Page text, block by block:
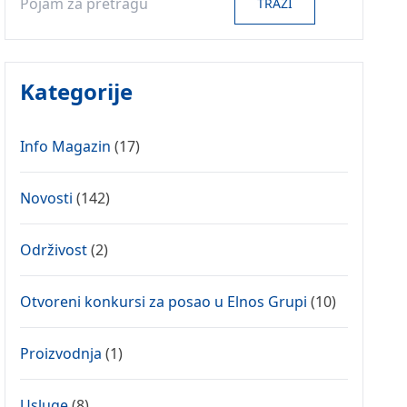
Kategorije
Info Magazin (17)
Novosti (142)
Održivost(2)
Otvoreni konkursi za posao u Elnos Grupi (10)
Proizvodnja (1)